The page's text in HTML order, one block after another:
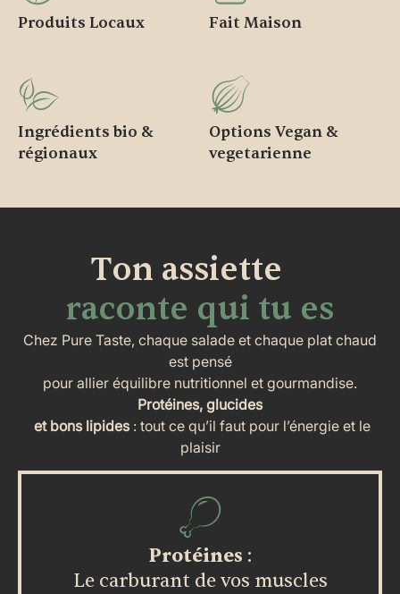
Produits Locaux Fait Maison
Ingrédients bio &
régionaux
Options Vegan &
vegetarienne
Ton assiette
raconte qui tu es
Chez Pure Taste, chaque salade et chaque plat chaud
est pensé
pour allier équilibre nutritionnel et gourmandise.
Protéines, glucides
et bons lipides: tout ce qu’il faut pour l’énergie et le
plaisir
Protéines :
Le carburant de vos muscles